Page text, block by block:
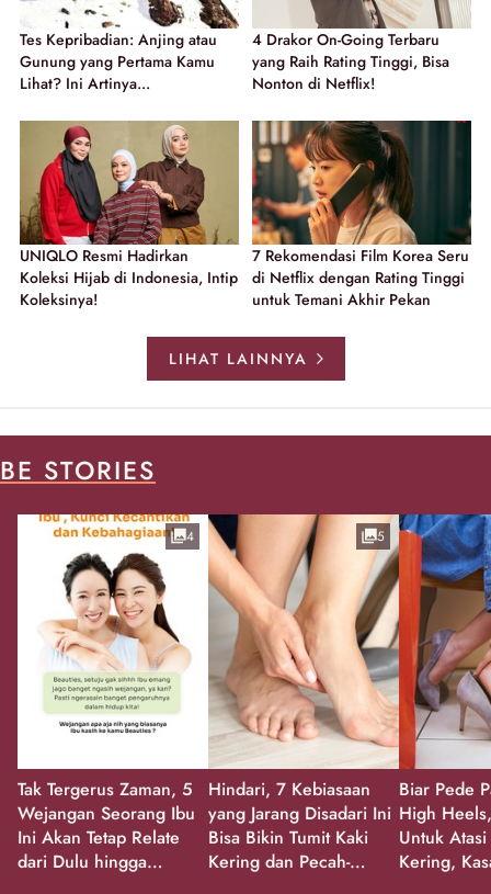
Tes Kepribadian: Anjing atau
Gunung yang Pertama Kamu
Lihat? Ini Artinya...
4 Drakor On-Going Terbaru
yang Raih Rating Tinggi, Bisa
Nonton di Netflix!
UNIQLO Resmi Hadirkan
Koleksi Hijab di Indonesia, Intip
Koleksinya!
7 Rekomendasi Film Korea Seru
di Netflix dengan Rating Tinggi
untuk Temani Akhir Pekan
LIHAT LAINNYA
BE STORIES
Tak Tergerus Zaman, 5
Wejangan Seorang Ibu
Ini Akan Tetap Relate
dari Dulu hingga
4
Hindari, 7 Kebiasaan
yang Jarang Disadari Ini
Bisa Bikin Tumit Kaki
Kering dan Pecah-
5
Biar Pede
High
Untuk
Kering,